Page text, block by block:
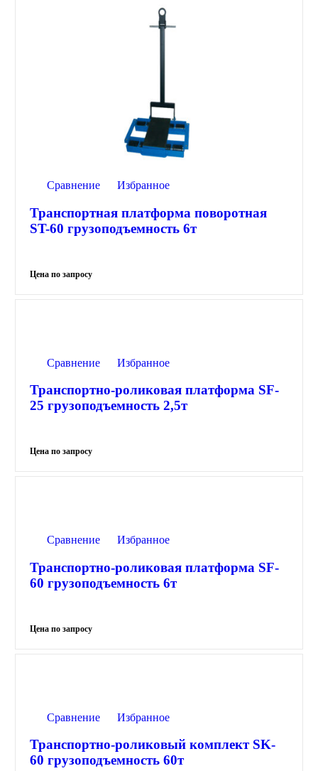
Сравнение Избранное
Транспортная платформа поворотная
ST-60 грузоподъемность 6т
Сравнение Избранное
Транспортно-роликовая платформа SF-
25 грузоподъемность 2,5т
Сравнение Избранное
Транспортно-роликовая платформа SF-
60 грузоподъемность 6т
Сравнение Избранное
Транспортно-роликовый комплект SK-
60 грузоподъемность 60т